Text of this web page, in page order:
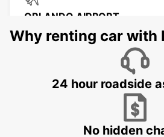
ORLANDO AIRPORT
ORLANDO - UNITED STATES OF
TAMPA - UNITED STATES OF
Why renting car with
24 hour roadside
No hidden